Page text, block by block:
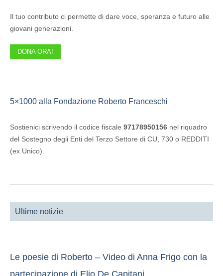
Il tuo contributo ci permette di dare voce, speranza e futuro alle
giovani generazioni.
DONA ORA!
5×1000 alla Fondazione Roberto Franceschi
Sostienici scrivendo il codice fiscale 97178950156 nel riquadro
del Sostegno degli Enti del Terzo Settore di CU, 730 o REDDITI
(ex Unico).
Ultime notizie
Le poesie di Roberto – Video di Anna Frigo con la
partecipazione di Elio De Capitani